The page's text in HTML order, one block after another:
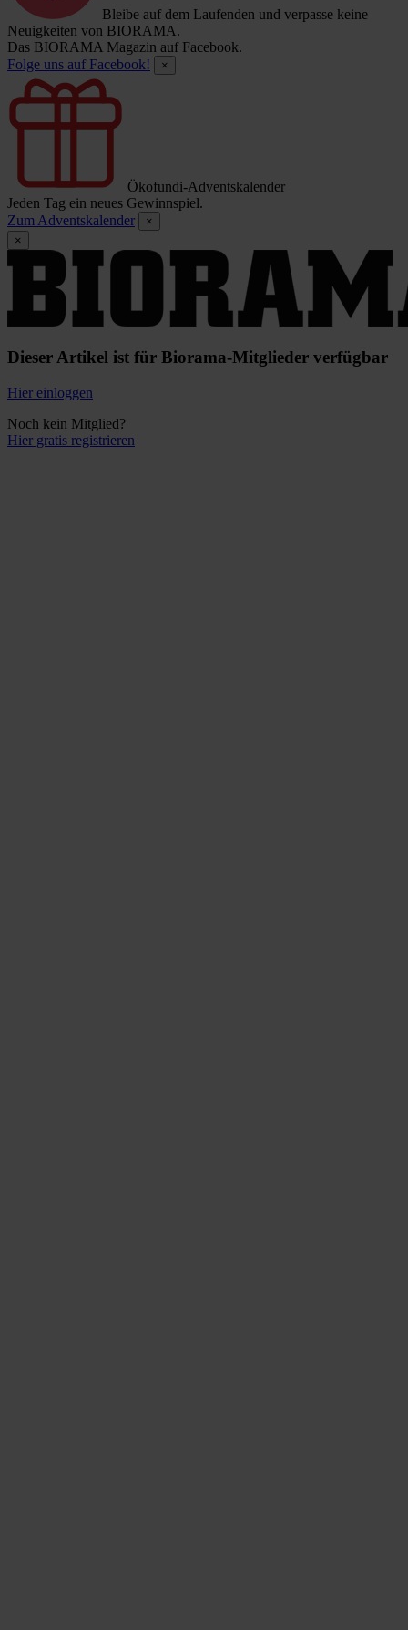
Bleibe auf dem Laufenden und verpasse keine
Neuigkeiten von BIORAMA.
Das BIORAMA Magazin auf Facebook.
Folge uns auf Facebook!
×
Ökofundi-Adventskalender
Jeden Tag ein neues Gewinnspiel.
Zum Adventskalender
×
×
Dieser Artikel ist für Biorama-Mitglieder verfügbar
Hier einloggen
Noch kein Mitglied?
Hier gratis registrieren